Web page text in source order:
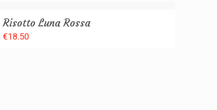
Risotto Luna Rossa
€18.50